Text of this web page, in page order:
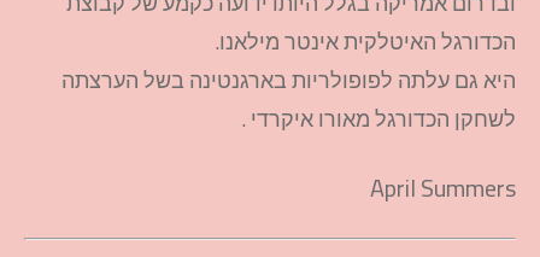
הכדורגל האיטלקית אינטר מילאנו.
היא גם עלתה לפופולריות בארגנטינה בשל הערצתה
לשחקן הכדורגל מאורו איקרדי .
April Summers